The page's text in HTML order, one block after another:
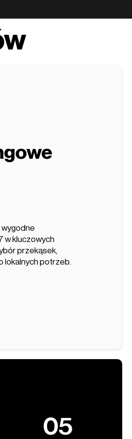
w kluczowych
przekąsek,
lokalnych potrzeb.
05